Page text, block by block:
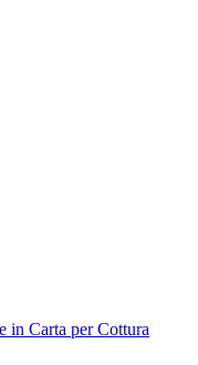
in Carta per Cottura